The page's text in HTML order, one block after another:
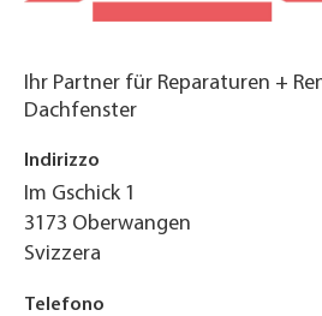
Ihr Partner für Reparaturen +
Dachfenster
Indirizzo
Im Gschick 1
3173 Oberwangen
Svizzera
Telefono